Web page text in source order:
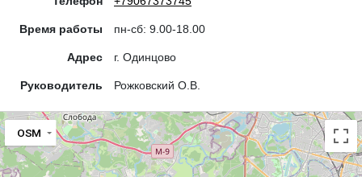
Время работы пн-сб: 9.00-18.00
Адрес г. Одинцово
Руководитель Рожковский О.В.
OSM